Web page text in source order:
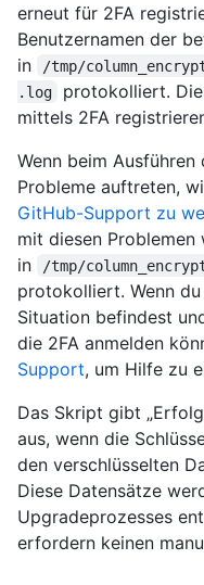
erneut für 2FA
Benutzernamen der
in
/tmp/
.log
protokolliert.
mittels 2FA
Wenn beim
Probleme auftreten,
GitHub-Support zu
mit diesen Problemen
in
/tmp/
protokolliert. Wenn
Situation befindest
die 2FA anmelden
Support, um Hilfe zu
Das Skript gibt
aus, wenn die
den verschlüsselten
Diese Datensätze
Upgradeprozesses
erfordern keinen